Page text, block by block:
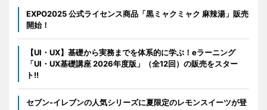
EXPO2025 公式ライセンス商品「黒ミャクミャク 麻辣湯」販売
開始！
【UI・UX】基礎から実務までを体系的に学ぶ！eラーニング
「UI・UX基礎講座 2026年度版」（全12回）の販売をスター
ト!!
セブン‐イレブンの人気シリーズに夏限定のレモンスイーツが登